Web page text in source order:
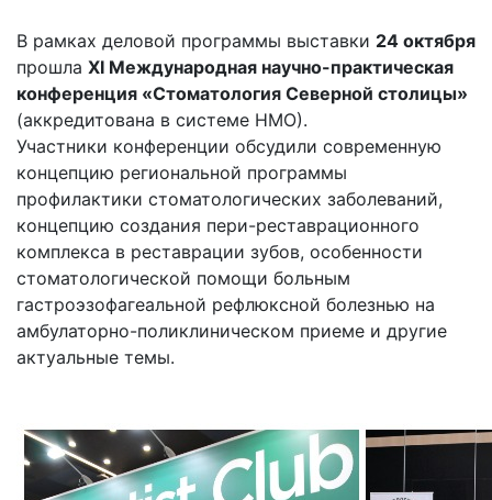
В рамках деловой программы выставки 24 октября
прошла XI Международная научно-практическая
конференция «Стоматология Северной столицы»
(аккредитована в системе НМО).
Участники конференции обсудили современную
концепцию региональной программы
профилактики стоматологических заболеваний,
концепцию создания пери-реставрационного
комплекса в реставрации зубов, особенности
стоматологической помощи больным
гастроэзофагеальной рефлюксной болезнью на
амбулаторно-поликлиническом приеме и другие
актуальные темы.